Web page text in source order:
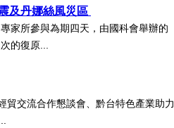
及丹娜絲風災區
家所參與為期四天，由國科會舉辦的
的復原...
貿交流合作懇談會、黔台特色產業助力